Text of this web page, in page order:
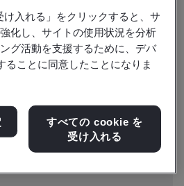
ます。「資格」に切り替え
が表示されます。
け入れる」をクリックすると、サ
化し、サイトの使用状況を分析
グ活動を支援するために、デバ
ることに同意したことになりま
すべての cookie を
受け入れる